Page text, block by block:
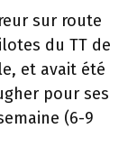
sur route
du TT de
et avait été
pour ses
(6-9